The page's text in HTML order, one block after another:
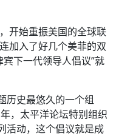
开始重振美国的全球联
加入了好几个美菲的双
下一代领导人倡议”就
历史最悠久的一个组
，太平洋论坛特别组织
活动，这个倡议就是成